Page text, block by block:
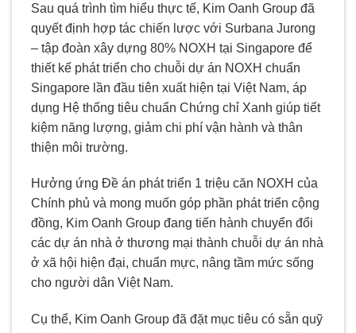
Sau quá trình tìm hiểu thực tế, Kim Oanh Group đã
quyết định hợp tác chiến lược với Surbana Jurong
– tập đoàn xây dựng 80% NOXH tại Singapore để
thiết kế phát triển cho chuỗi dự án NOXH chuẩn
Singapore lần đầu tiên xuất hiện tại Việt Nam, áp
dụng Hệ thống tiêu chuẩn Chứng chỉ Xanh giúp tiết
kiệm năng lượng, giảm chi phí vận hành và thân
thiện môi trường.
Hưởng ứng Đề án phát triển 1 triệu căn NOXH của
Chính phủ và mong muốn góp phần phát triển cộng
đồng, Kim Oanh Group đang tiến hành chuyển đổi
các dự án nhà ở thương mại thành chuỗi dự án nhà
ở xã hội hiện đại, chuẩn mực, nâng tầm mức sống
cho người dân Việt Nam.
Cụ thể, Kim Oanh Group đã đặt mục tiêu có sẵn quỹ